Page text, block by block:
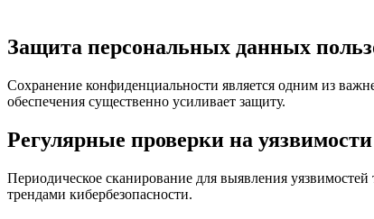
Защита персональных данных
Сохранение конфиденциальности является одним из
обеспечения существенно усиливает защиту.
Регулярные проверки на уязвимости
Периодическое сканирование для выявления
трендами кибербезопасности.